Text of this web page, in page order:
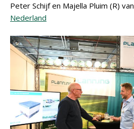
Peter Schijf en Majella Pluim (R) van
Nederland